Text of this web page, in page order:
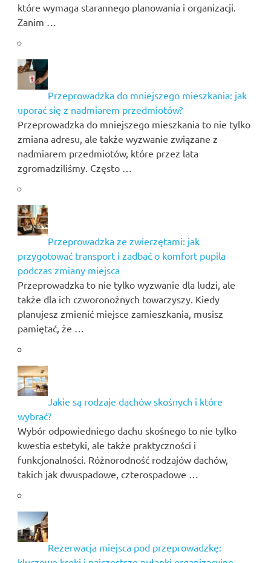
które wymaga starannego planowania i organizacji.
Zanim …
Przeprowadzka do mniejszego mieszkania: jak
uporać się z nadmiarem przedmiotów?
Przeprowadzka do mniejszego mieszkania to nie tylko
zmiana adresu, ale także wyzwanie związane z
nadmiarem przedmiotów, które przez lata
zgromadziliśmy. Często …
Przeprowadzka ze zwierzętami: jak
przygotować transport i zadbać o komfort pupila
podczas zmiany miejsca
Przeprowadzka to nie tylko wyzwanie dla ludzi, ale
także dla ich czworonożnych towarzyszy. Kiedy
planujesz zmienić miejsce zamieszkania, musisz
pamiętać, że …
Jakie są rodzaje dachów skośnych i które
wybrać?
Wybór odpowiedniego dachu skośnego to nie tylko
kwestia estetyki, ale także praktyczności i
funkcjonalności. Różnorodność rodzajów dachów,
takich jak dwuspadowe, czterospadowe …
Rezerwacja miejsca pod przeprowadzkę: